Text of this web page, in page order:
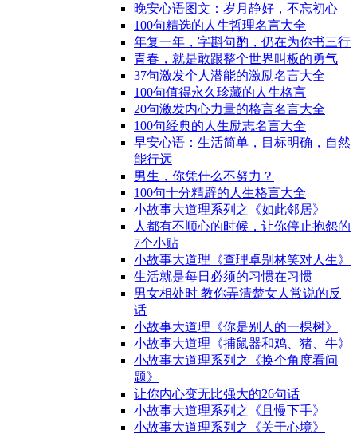
晚安心语图文：岁月静好，不忘初心
100句精选的人生哲理名言大全
年复一年，字斟句酌，仍在为你书三行
青春，就是敢跟整个世界叫板的勇气
37句激发个人潜能的激励名言大全
100句值得永久珍藏的人生格言
20句激发内心力量的格言名言大全
100句经典的人生励志名言大全
早安心语：生活简单，目标明确，自然
能行远
男生，你凭什么不努力？
100句十分精辟的人生格言大全
小故事大道理系列之《如此邻居》
人都有不顺心的时候，让你停止抱怨的
7个小贴
小故事大道理《查理卓别林笑对人生》
生活就是每日必须的习惯在习惯
男女相处时 教你弄清楚女人常说的反
话
小故事大道理《你是别人的一棵树》
小故事大道理《捕鼠器和鸡、猪、牛》
小故事大道理系列之《换个角度看问
题》
让你内心变无比强大的26句话
小故事大道理系列之《且慢下手》
小故事大道理系列之《关于心境》